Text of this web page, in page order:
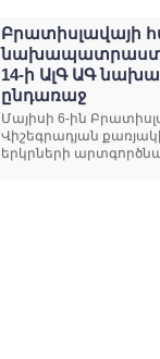
Բրատիսլավայի
14-ի ԱլԳ ԱԳ
ընդառաջ
Մայիսի 6-ին
Վիշեգրադյան
երկրների